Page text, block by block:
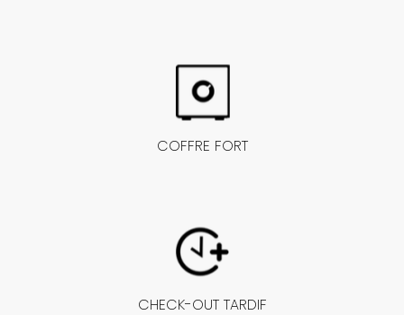
COFFRE FORT
CHECK-OUT TARDIF